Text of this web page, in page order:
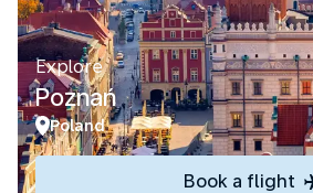
Explore
Poznań
Poland
Book a flight